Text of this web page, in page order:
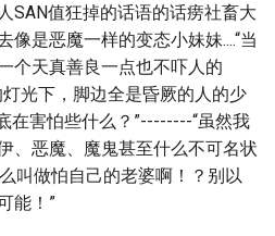
SAN值狂掉的话语的话痨社畜大
是恶魔一样的变态小妹妹....“当
个天真善良一点也不吓人的
光下，脚边全是昏厥的人的少
在害怕些什么？”--------“虽然我
、恶魔、魔鬼甚至什么不可名状
叫做怕自己的老婆啊！？别以
能！”